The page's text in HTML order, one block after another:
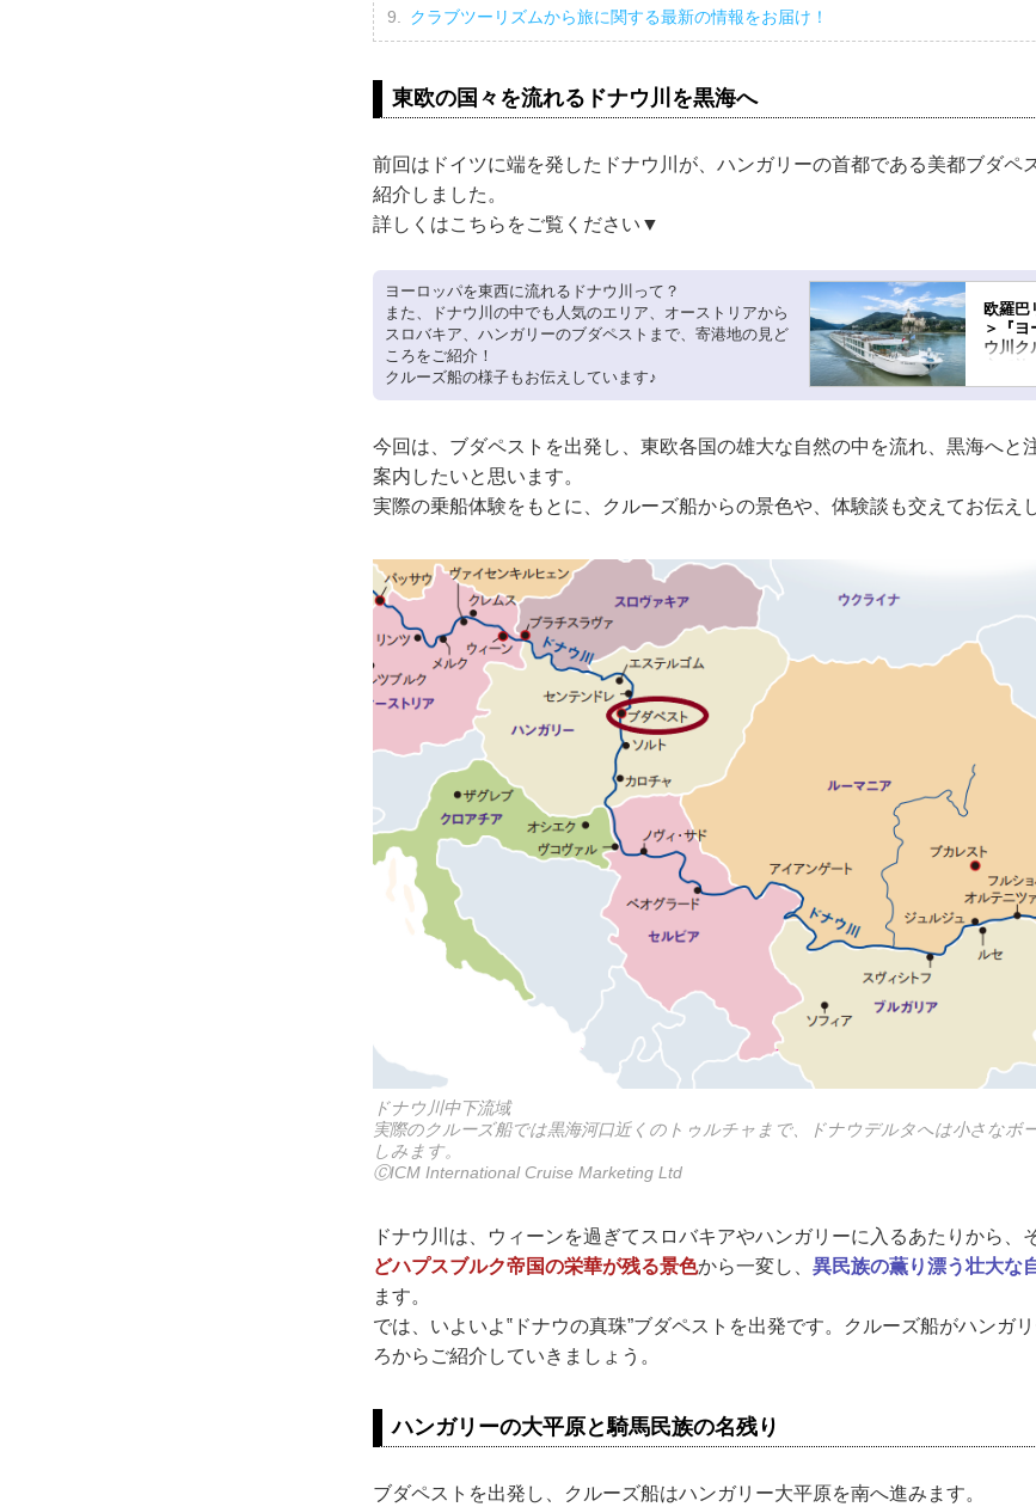
クラブツーリズムから旅に関する最新の情報をお届け！
東欧の国々を流れるドナウ川を黒海へ
前回はドイツに端を発したドナウ川が、ハンガリーの首都である美都ブダペ
紹介しました。
詳しくはこちらをご覧ください▼
ヨーロッパを東西に流れるドナウ川って？
また、ドナウ川の中でも人気のエリア、オーストリアから
スロバキア、ハンガリーのブダペストまで、寄港地の見ど
ころをご紹介！
クルーズ船の様子もお伝えしています♪
欧羅巴
＞『
ウ川ク
心で
ネル＞
フブロ
第３回目
とも称
わってき
ペストを
今回は、ブダペストを出発し、東欧各国の雄大な自然の中を流れ、黒海へと
案内したいと思います。
実際の乗船体験をもとに、クルーズ船からの景色や、体験談も交えてお伝え
ドナウ川中下流域
実際のクルーズ船では黒海河口近くのトゥルチャまで、ドナウデルタへは小さなボ
しみます。
ⒸICM International Cruise Marketing Ltd
ドナウ川は、ウィーンを過ぎてスロバキアやハンガリーに入るあたりから、
どハプスブルク帝国の栄華が残る景色から一変し、 異民族の薫り漂う壮大な
ます。
では、いよいよ‟ドナウの真珠”ブダペストを出発です。クルーズ船がハンガ
ろからご紹介していきましょう。
ハンガリーの大平原と騎馬民族の名残り
ブダペストを出発し、クルーズ船はハンガリー大平原を南へ進みます。